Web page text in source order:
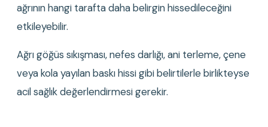
ağrının hangi tarafta daha belirgin hissedileceğini
etkileyebilir.
Ağrı göğüs sıkışması, nefes darlığı, ani terleme, çene
veya kola yayılan baskı hissi gibi belirtilerle birlikteyse
acil sağlık değerlendirmesi gerekir.